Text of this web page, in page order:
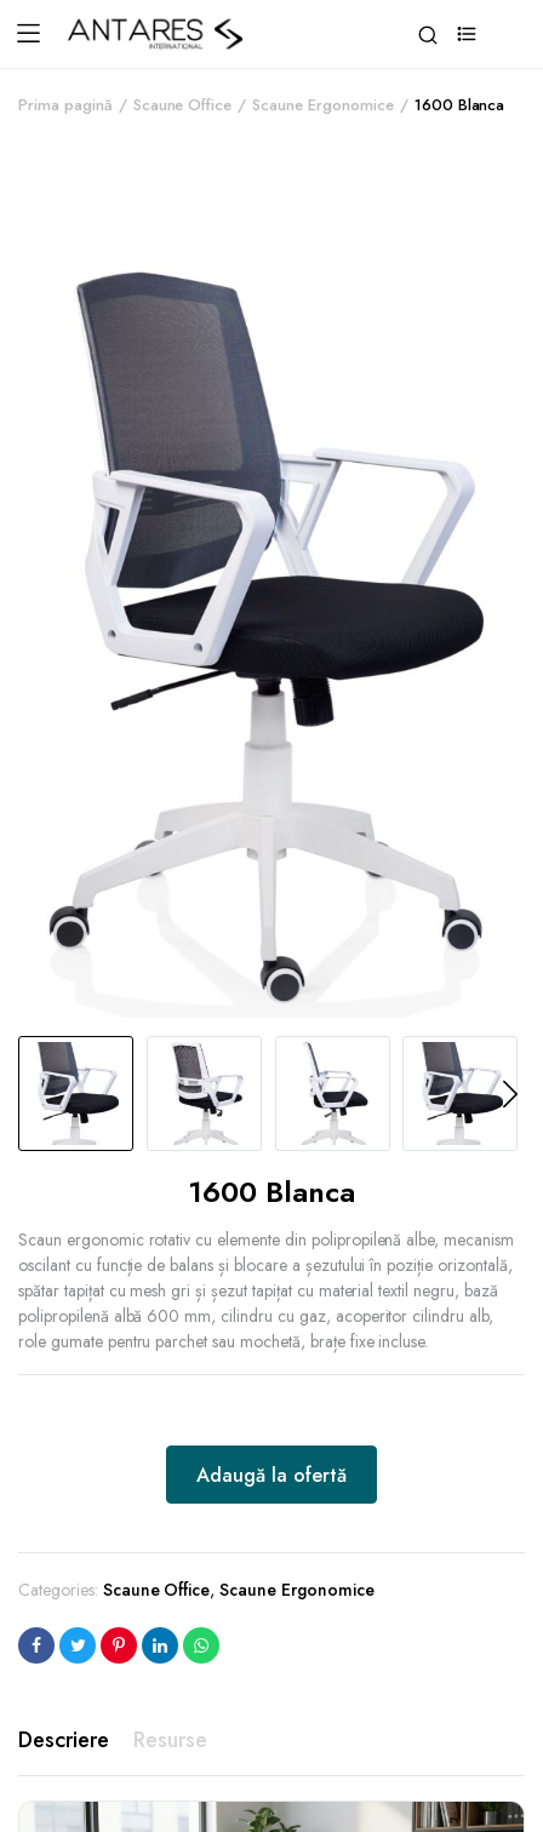
Prima pagină Scaune Office Scaune Ergonomice 1600 Blanca
1600 Blanca
Scaun ergonomic rotativ cu elemente din polipropilenă albe, mecanism
oscilant cu funcție de balans și blocare a șezutului în poziție orizontală,
spătar tapițat cu mesh gri și șezut tapițat cu material textil negru, bază
polipropilenă albă 600 mm, cilindru cu gaz, acoperitor cilindru alb,
role gumate pentru parchet sau mochetă, brațe fixe incluse.
Adaugă la ofertă
Categories: Scaune Office,Scaune Ergonomice
Resurse
Descriere